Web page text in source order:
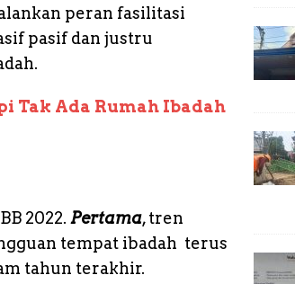
peran fasilitasi
pasif dan justru
Tak Ada Rumah Ibadah
2022. Pertama, tren
tempat ibadah terus
tahun terakhir.